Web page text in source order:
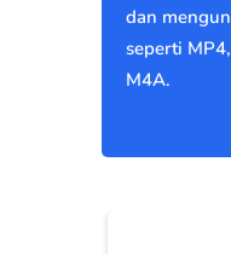
dan
seperti
M4A.